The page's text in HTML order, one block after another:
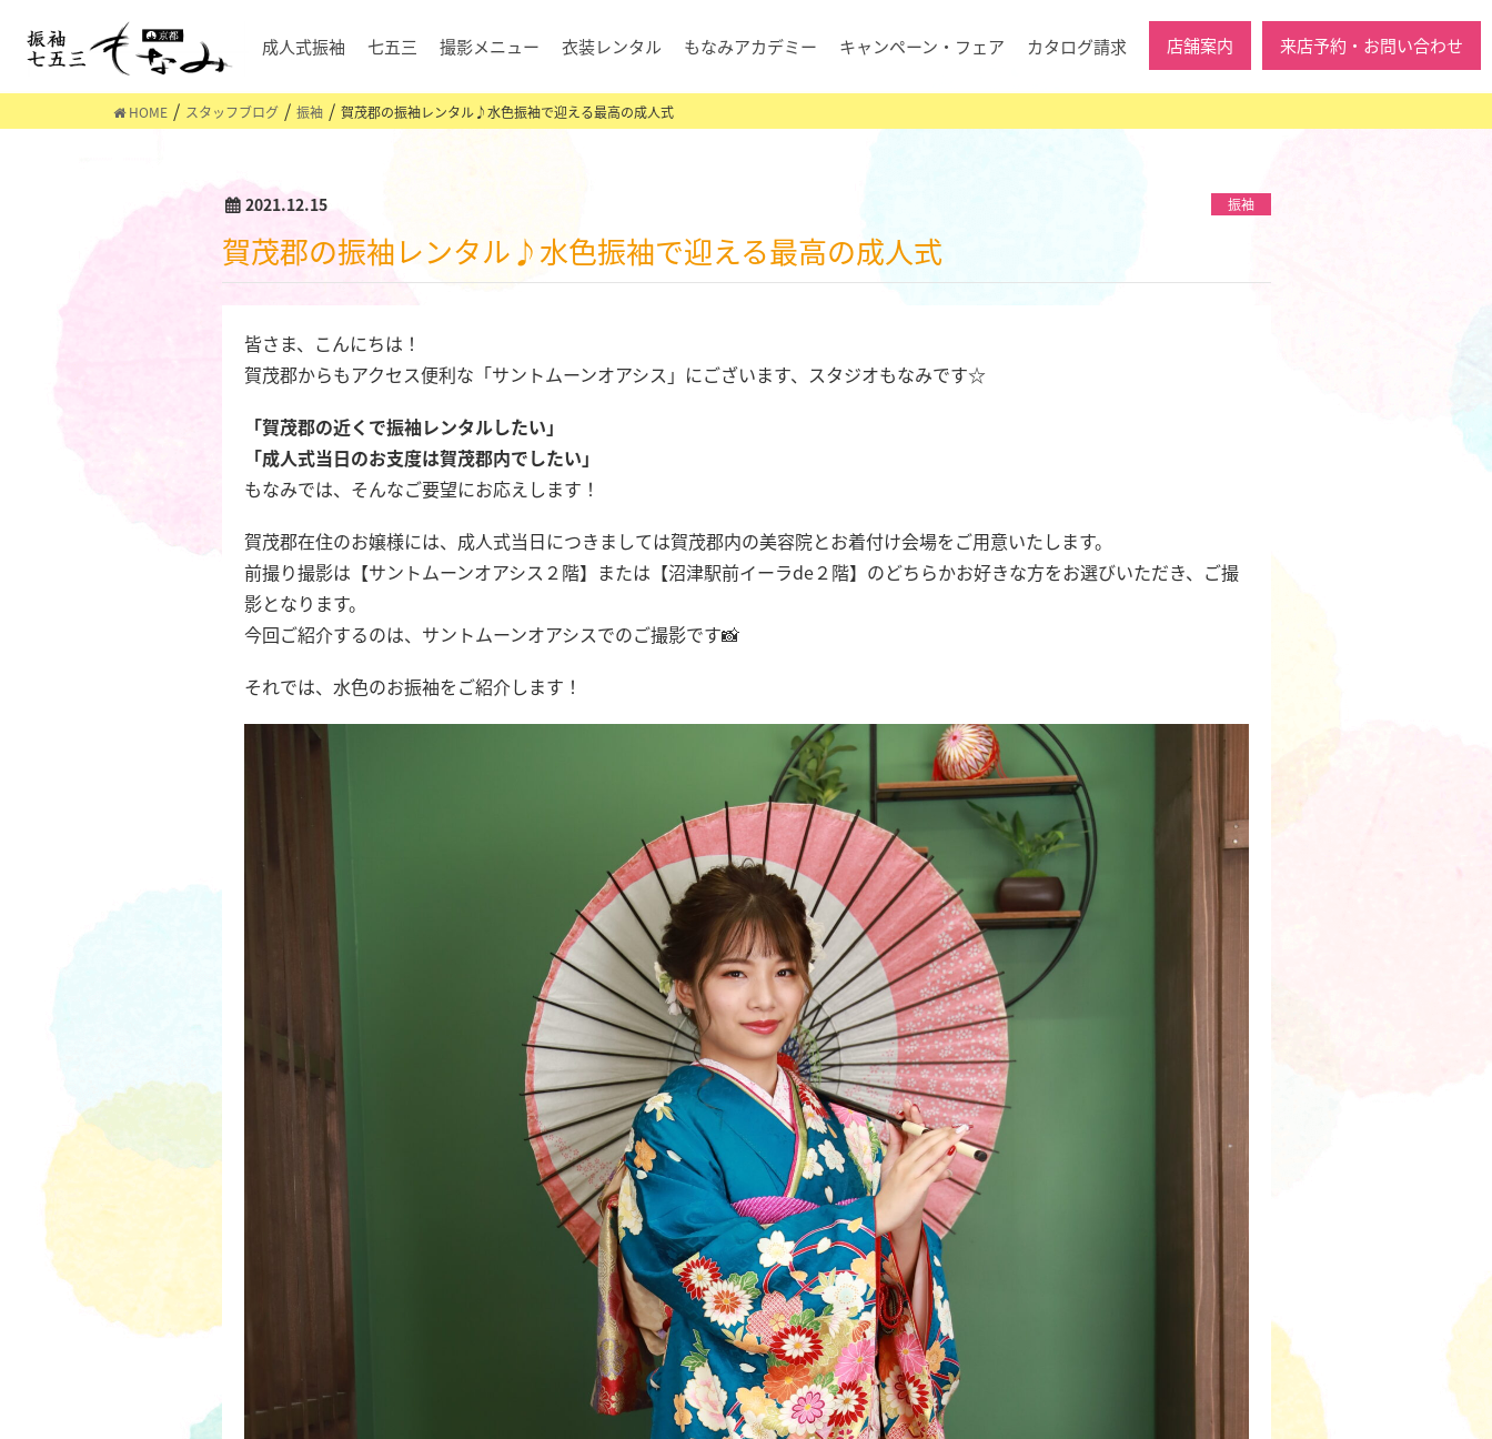
成人式振袖 七五三 撮影メニュー 衣装レンタル もなみアカデミー キャンペーン・フェア カタログ請求 店舗案内 来店予約・お問い合わせ
HOME スタッフブログ 振袖 賀茂郡の振袖レンタル♪水色振袖で迎える最高の成人式
2021.12.15 振袖
賀茂郡の振袖レンタル♪水色振袖で迎える最高の成人式
皆さま、こんにちは！
賀茂郡からもアクセス便利な「サントムーンオアシス」にございます、スタジオもなみです☆
「賀茂郡の近くで振袖レンタルしたい」
「成人式当日のお支度は賀茂郡内でしたい」
もなみでは、そんなご要望にお応えします！
賀茂郡在住のお嬢様には、成人式当日につきましては賀茂郡内の美容院とお着付け会場をご用意いたします。
前撮り撮影は【サントムーンオアシス２階】または【沼津駅前イーラde２階】のどちらかお好きな方をお選びいただき、ご撮
影となります。
今回ご紹介するのは、サントムーンオアシスでのご撮影です📸
それでは、水色のお振袖をご紹介します！